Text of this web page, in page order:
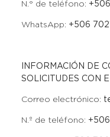
N.° de teléfono: +506
WhatsApp: +506
INFORMACIÓN DE
SOLICITUDES CON
Correo electrónico:
N.º de teléfono: +506